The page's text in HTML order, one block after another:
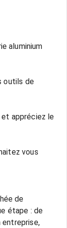
aluminium
outils de
et appréciez le
vous
de
étape : de